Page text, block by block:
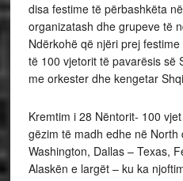
disa festime të përbashkëta
organizatash dhe grupeve të
Ndërkohë që njëri prej
të 100 vjetorit të pavarësis së
me orkester dhe kengetar
Kremtim i 28 Nëntorit- 100
gëzim të madh edhe në North
Washington, Dallas – Texas,
Alaskën e largët – ku ka